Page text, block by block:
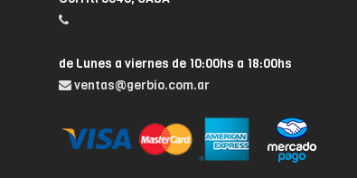
de Lunes a viernes de 10:00hs a 18:00hs
ventas@gerbio.com.ar